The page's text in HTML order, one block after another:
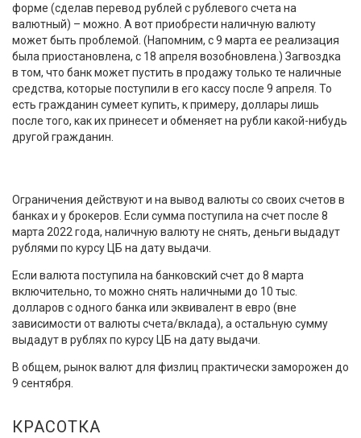
форме (сделав перевод рублей с рублевого счета на
валютный) – можно. А вот приобрести наличную валюту
может быть проблемой. (Напомним, с 9 марта ее реализация
была приостановлена, с 18 апреля возобновлена.) Загвоздка
в том, что банк может пустить в продажу только те наличные
средства, которые поступили в его кассу после 9 апреля. То
есть гражданин сумеет купить, к примеру, доллары лишь
после того, как их принесет и обменяет на рубли какой-нибудь
другой гражданин.
Ограничения действуют и на вывод валюты со своих счетов в
банках и у брокеров. Если сумма поступила на счет после 8
марта 2022 года, наличную валюту не снять, деньги выдадут
рублями по курсу ЦБ на дату выдачи.
Если валюта поступила на банковский счет до 8 марта
включительно, то можно снять наличными до 10 тыс.
долларов с одного банка или эквивалент в евро (вне
зависимости от валюты счета/вклада), а остальную сумму
выдадут в рублях по курсу ЦБ на дату выдачи.
В общем, рынок валют для физлиц практически заморожен до
9 сентября.
КРАСОТКА